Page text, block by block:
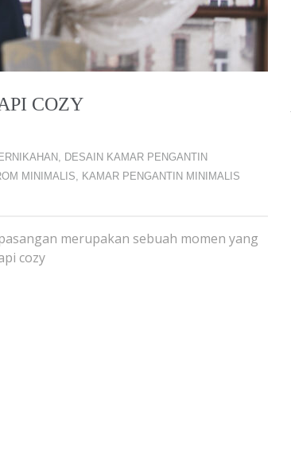
COZY
, DESAIN KAMAR PENGANTIN
MINIMALIS, KAMAR PENGANTIN MINIMALIS
merupakan sebuah momen yang
cozy